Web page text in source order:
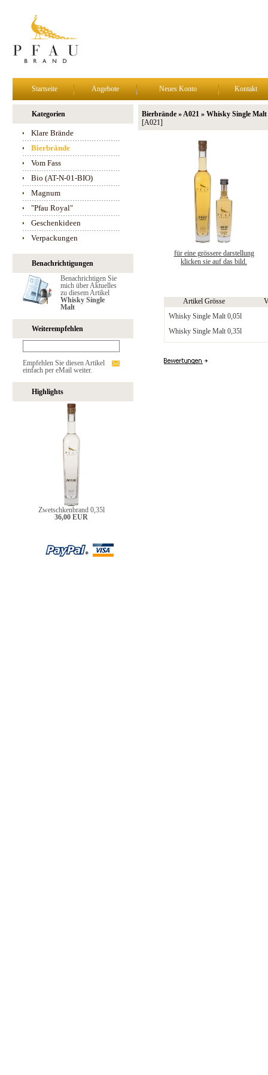
Startseite Angebote Neues Konto Kontakt
Kategorien
Klare Brände
Bierbrände
Vom Fass
Bio (AT-N-01-BIO)
Magnum
"Pfau Royal"
Geschenkideen
Verpackungen
Benachrichtigungen
Benachrichtigen Sie
mich über Aktuelles
zu diesem Artikel
Whisky Single
Malt
Weiterempfehlen
Empfehlen Sie diesen Artikel
einfach per eMail weiter.
Highlights
Zwetschkenbrand 0,35l
36,00 EUR
Bierbrände » A021 » Whisky Single Malt
[A021]
für eine grössere darstellung
klicken sie auf das bild.
Artikel Grösse
Whisky Single Malt 0,05l
Whisky Single Malt 0,35l